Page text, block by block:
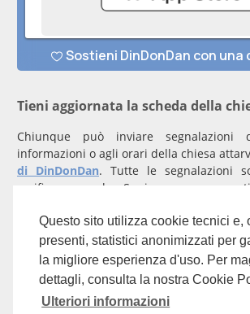
Questo sito utilizza cookie tecnici e,
presenti, statistici anonimizzati per
la migliore esperienza d'uso. Per
dettagli, consulta la nostra Cookie
Ulteriori informazioni
Tieni aggiornata la scheda della
Chiunque può inviare segnalazioni
informazioni o agli orari della chiesa
di DinDonDan. Tutte le segnalazioni
verifica manuale. Se invece
con un account
comunicazioni prioritarie che saranno
Per qualunque domanda scrivi a